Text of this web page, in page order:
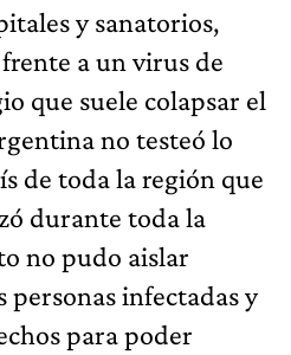
y sanatorios,
a un virus de
que suele colapsar el
no testeó lo
de toda la región que
durante toda la
no pudo aislar
personas infectadas y
para poder